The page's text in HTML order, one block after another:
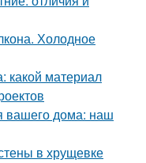
Холодное
какой материал
вашего дома: наш
в хрущевке